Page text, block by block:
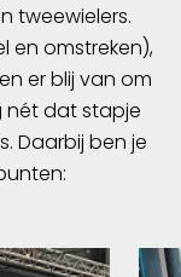
tweewielers.
en omstreken),
er blij van om
nét dat stapje
Daarbij ben je